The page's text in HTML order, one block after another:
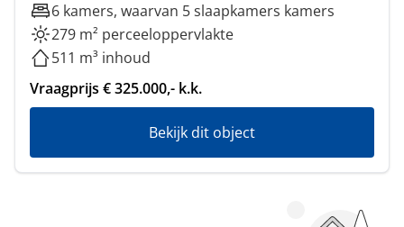
6 kamers, waarvan 5 slaapkamers kamers
279 m² perceeloppervlakte
511 m³ inhoud
Vraagprijs € 325.000,- k.k.
Bekijk dit object